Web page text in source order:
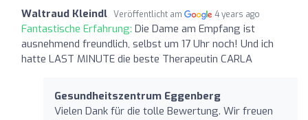
Waltraud Kleindl Veröffentlicht am 4 years ago
Fantastische Erfahrung: Die Dame am Empfang ist
ausnehmend freundlich, selbst um 17 Uhr noch! Und ich
hatte LAST MINUTE die beste Therapeutin CARLA
Gesundheitszentrum Eggenberg
Vielen Dank für die tolle Bewertung. Wir freuen